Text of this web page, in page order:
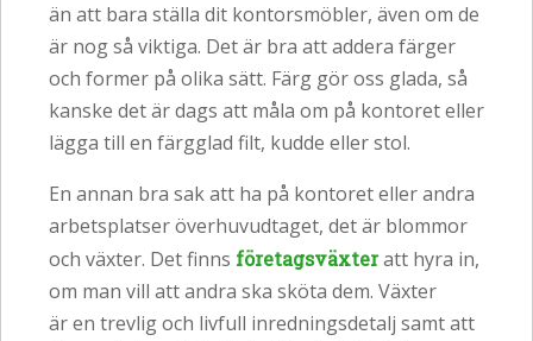
än att bara ställa dit kontorsmöbler, även om de
är nog så viktiga. Det är bra att addera färger
och former på olika sätt. Färg gör oss glada, så
kanske det är dags att måla om på kontoret eller
lägga till en färgglad filt, kudde eller stol.
En annan bra sak att ha på kontoret eller andra
arbetsplatser överhuvudtaget, det är blommor
och växter. Det finns företagsväxteratt hyra in,
om man vill att andra ska sköta dem. Växter
är en trevlig och livfull inredningsdetalj samt att